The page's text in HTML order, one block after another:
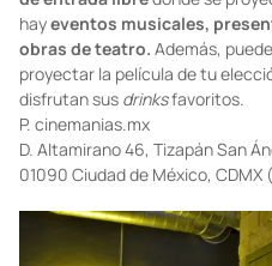
hayeventos musicales,
obras de teatro. Además,
proyectar la película de tu
disfrutan sus drinksfavoritos.
P. cinemanias.mx
D. Altamirano 46, Tizapán San
01090 Ciudad de México, CDMX